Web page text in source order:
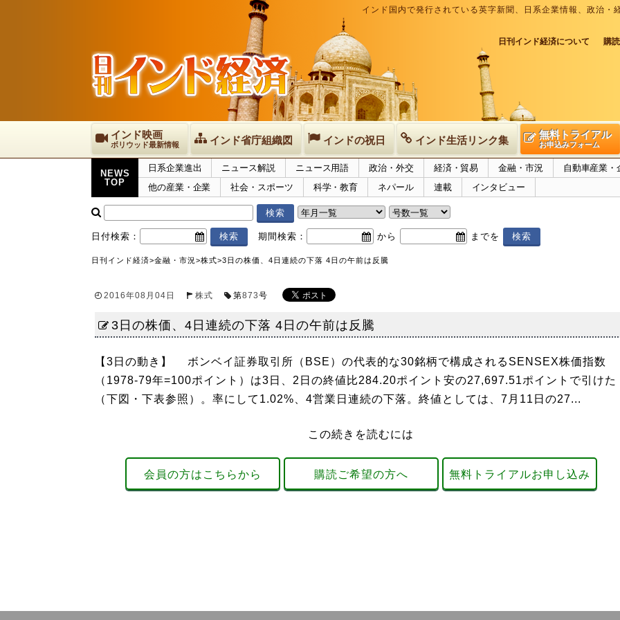
インド国内で発行されている英字新聞、日系企業情報、政治
日刊インド経済について 購
インド映画
ボリウッド最新情報 インド省庁組織図 インドの祝日 インド生活リンク集 無料トライアル
お申込みフォーム
NEWS
TOP
日系企業進出 ニュース解説 ニュース用語 政治・外交 経済・貿易 金融・市況
自動車産業・
他の産業・企業
社会・スポーツ 科学・教育 ネパール 連載 インタビュー
日付検索： 期間検索： から までを
日刊インド経済>金融・市況 >株式>3日の株価、4日連続の下落 4日の午前は反騰
2016年08月04日 株式 第873号
3日の株価、4日連続の下落 4日の午前は反騰
【3日の動き】 ボンベイ証券取引所（BSE）の代表的な30銘柄で構成されるSENSEX株価指数
（1978-79年=100ポイント）は3日、2日の終値比284.20ポイント安の27,697.51ポイントで引けた
（下図・下表参照）。率にして1.02%、4営業日連続の下落。終値としては、7月11日の27...
この続きを読むには
会員の方はこちらから 購読ご希望の方へ 無料トライアルお申し込み